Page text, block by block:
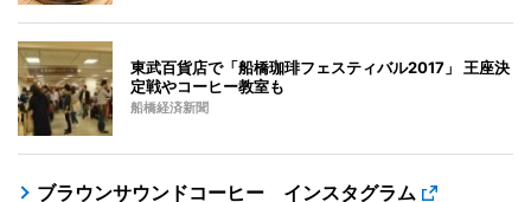
東武百貨店で「船橋珈琲フェスティバル2017」 王座決
定戦やコーヒー教室も
船橋経済新聞
ブラウンサウンドコーヒー インスタグラム